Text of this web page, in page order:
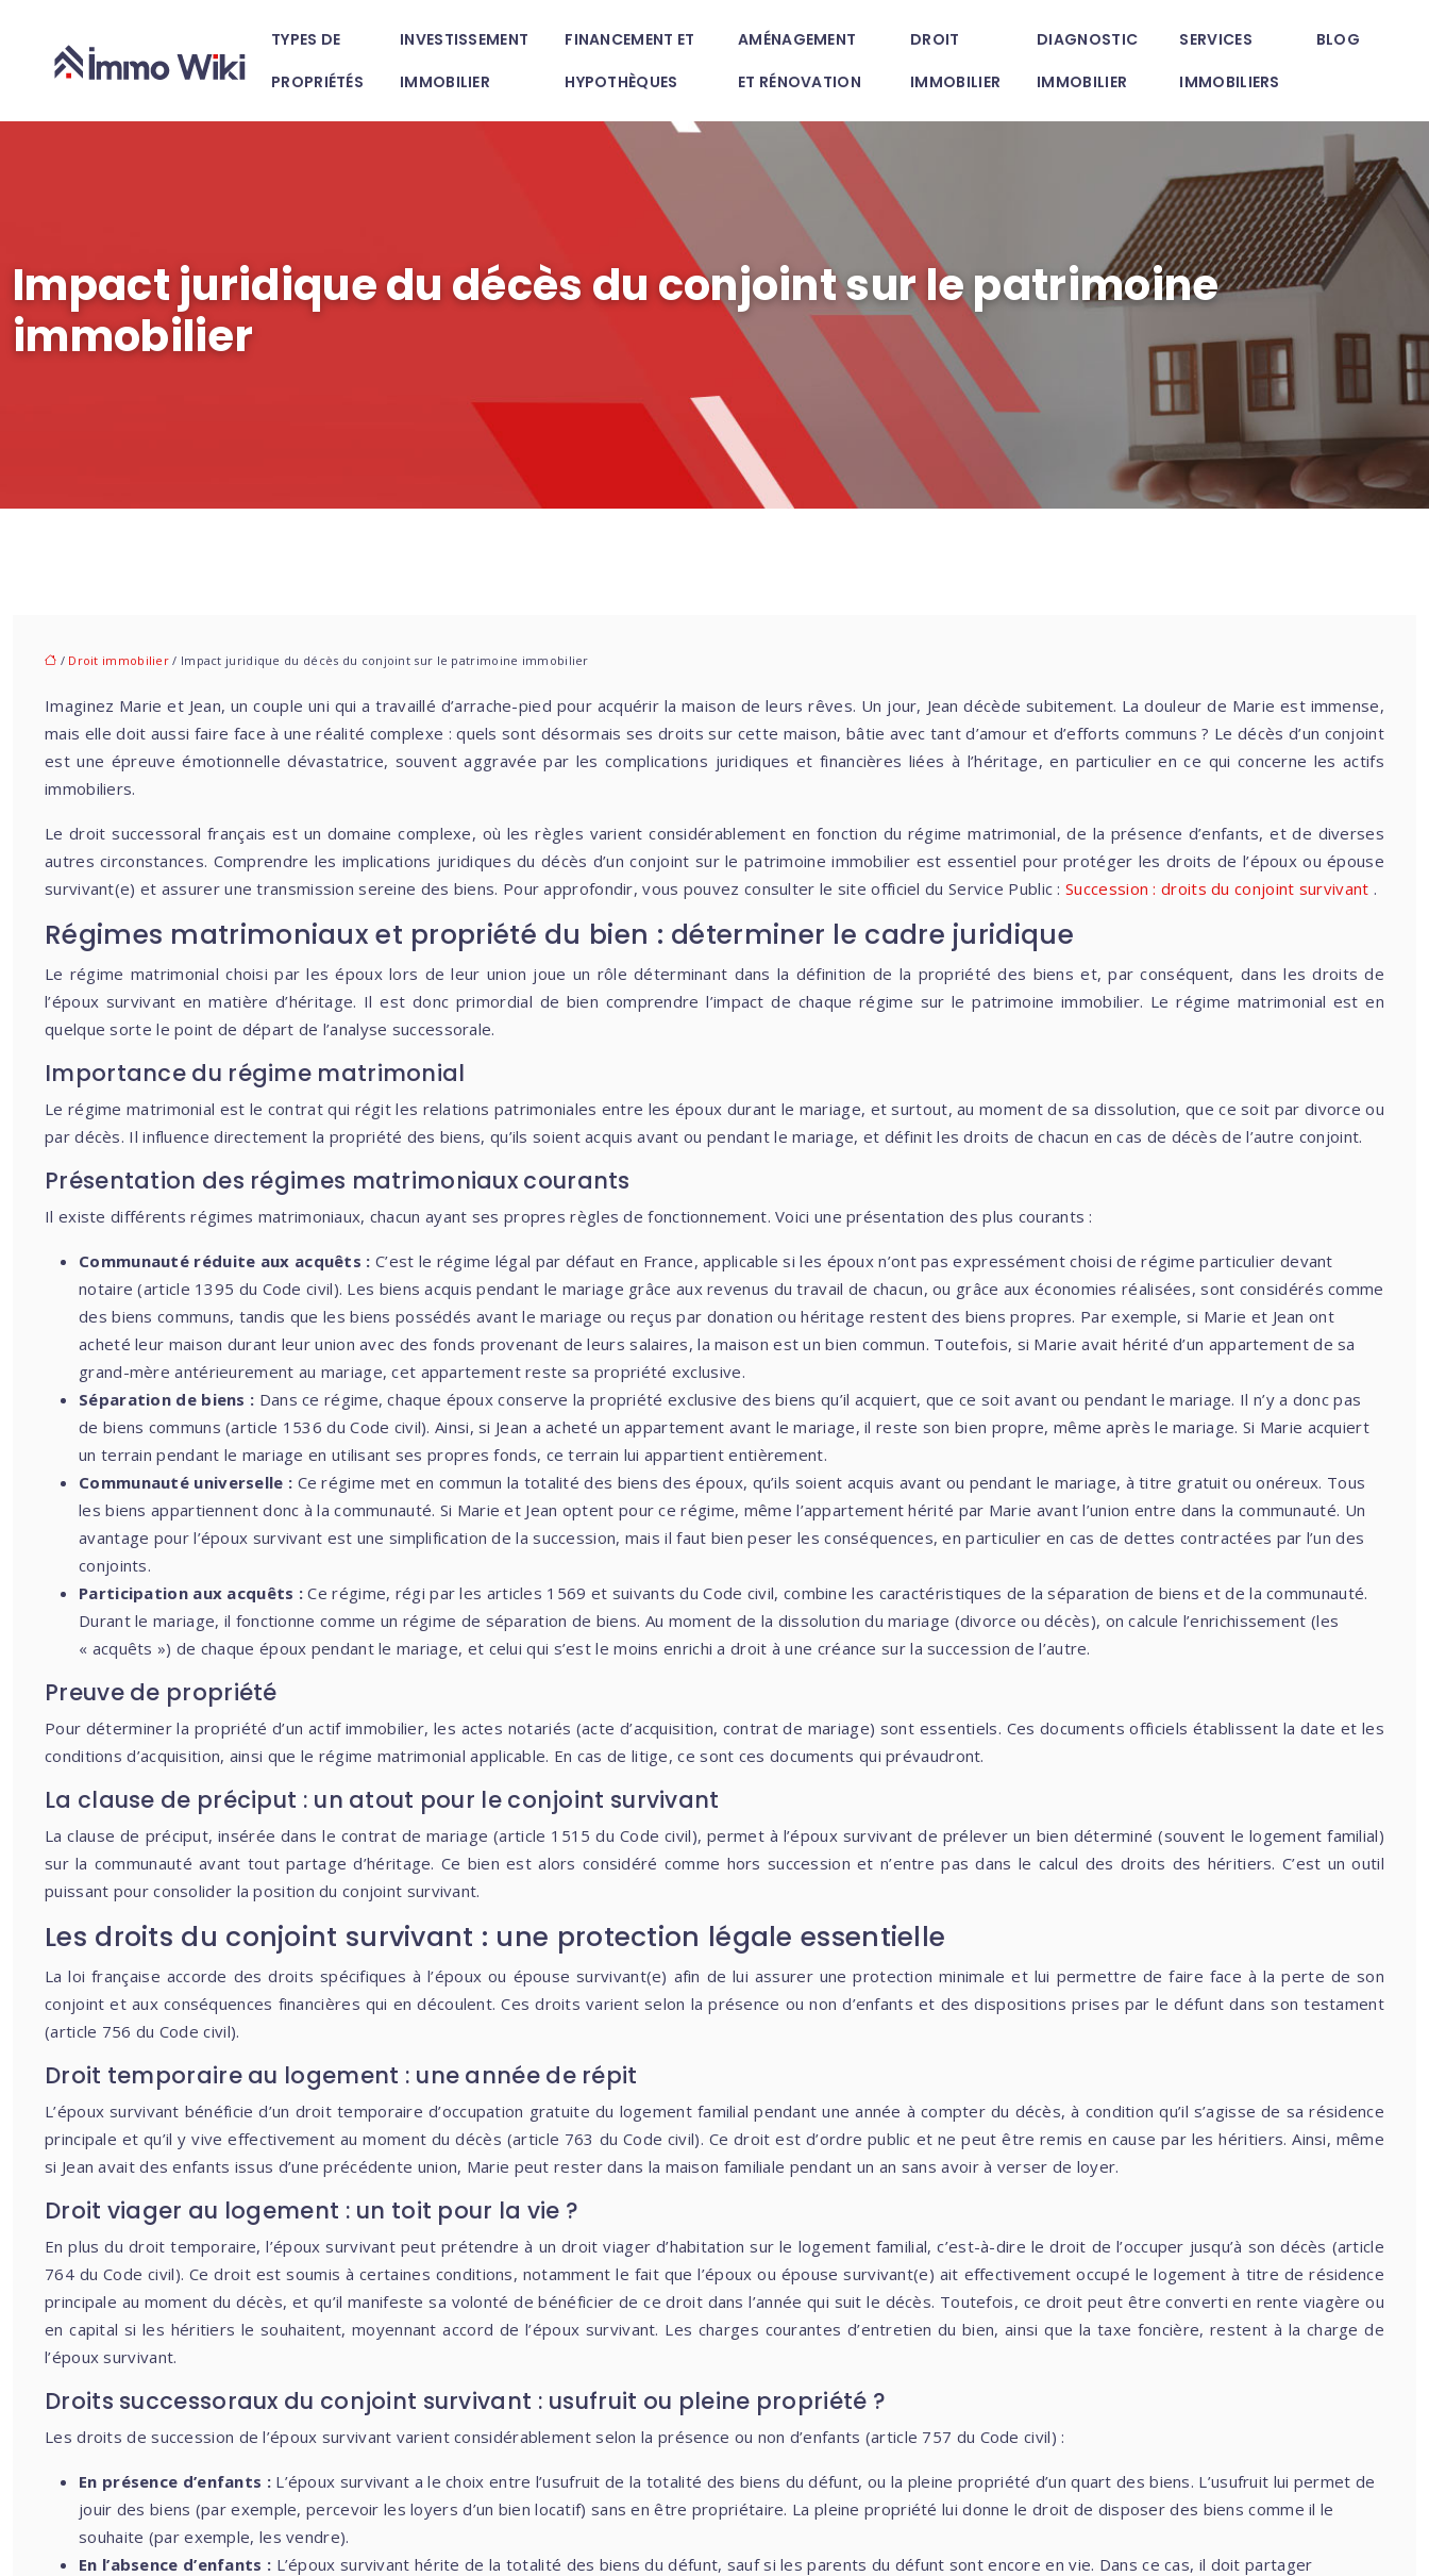
TYPES DE
PROPRIÉTÉS
INVESTISSEMENT
IMMOBILIER
FINANCEMENT ET
HYPOTHÈQUES
AMÉNAGEMENT
ET RÉNOVATION
DROIT
IMMOBILIER
DIAGNOSTIC
IMMOBILIER
SERVICES
IMMOBILIERS
BLOG
Impact juridique du décès du conjoint sur le patrimoine
immobilier
/ Droit immobilier / Impact juridique du décès du conjoint sur le patrimoine immobilier
Imaginez Marie et Jean, un couple uni qui a travaillé d’arrache-pied pour acquérir la maison de leurs rêves. Un jour, Jean décède subitement. La douleur de Marie est immense,
mais elle doit aussi faire face à une réalité complexe : quels sont désormais ses droits sur cette maison, bâtie avec tant d’amour et d’efforts communs ? Le décès d’un conjoint
est une épreuve émotionnelle dévastatrice, souvent aggravée par les complications juridiques et financières liées à l’héritage, en particulier en ce qui concerne les actifs
immobiliers.
Le droit successoral français est un domaine complexe, où les règles varient considérablement en fonction du régime matrimonial, de la présence d’enfants, et de diverses
autres circonstances. Comprendre les implications juridiques du décès d’un conjoint sur le patrimoine immobilier est essentiel pour protéger les droits de l’époux ou épouse
survivant(e) et assurer une transmission sereine des biens. Pour approfondir, vous pouvez consulter le site officiel du Service Public :Succession : droits du conjoint survivant .
Régimes matrimoniaux et propriété du bien : déterminer le cadre juridique
Le régime matrimonial choisi par les époux lors de leur union joue un rôle déterminant dans la définition de la propriété des biens et, par conséquent, dans les droits de
l’époux survivant en matière d’héritage. Il est donc primordial de bien comprendre l’impact de chaque régime sur le patrimoine immobilier. Le régime matrimonial est en
quelque sorte le point de départ de l’analyse successorale.
Importance du régime matrimonial
Le régime matrimonial est le contrat qui régit les relations patrimoniales entre les époux durant le mariage, et surtout, au moment de sa dissolution, que ce soit par divorce ou
par décès. Il influence directement la propriété des biens, qu’ils soient acquis avant ou pendant le mariage, et définit les droits de chacun en cas de décès de l’autre conjoint.
Présentation des régimes matrimoniaux courants
Il existe différents régimes matrimoniaux, chacun ayant ses propres règles de fonctionnement. Voici une présentation des plus courants :
Communauté réduite aux acquêts : C’est le régime légal par défaut en France, applicable si les époux n’ont pas expressément choisi de régime particulier devant
notaire (article 1395 du Code civil). Les biens acquis pendant le mariage grâce aux revenus du travail de chacun, ou grâce aux économies réalisées, sont considérés comme
des biens communs, tandis que les biens possédés avant le mariage ou reçus par donation ou héritage restent des biens propres. Par exemple, si Marie et Jean ont
acheté leur maison durant leur union avec des fonds provenant de leurs salaires, la maison est un bien commun. Toutefois, si Marie avait hérité d’un appartement de sa
grand-mère antérieurement au mariage, cet appartement reste sa propriété exclusive.
Séparation de biens : Dans ce régime, chaque époux conserve la propriété exclusive des biens qu’il acquiert, que ce soit avant ou pendant le mariage. Il n’y a donc pas
de biens communs (article 1536 du Code civil). Ainsi, si Jean a acheté un appartement avant le mariage, il reste son bien propre, même après le mariage. Si Marie acquiert
un terrain pendant le mariage en utilisant ses propres fonds, ce terrain lui appartient entièrement.
Communauté universelle : Ce régime met en commun la totalité des biens des époux, qu’ils soient acquis avant ou pendant le mariage, à titre gratuit ou onéreux. Tous
les biens appartiennent donc à la communauté. Si Marie et Jean optent pour ce régime, même l’appartement hérité par Marie avant l’union entre dans la communauté. Un
avantage pour l’époux survivant est une simplification de la succession, mais il faut bien peser les conséquences, en particulier en cas de dettes contractées par l’un des
conjoints.
Participation aux acquêts :Ce régime, régi par les articles 1569 et suivants du Code civil, combine les caractéristiques de la séparation de biens et de la communauté.
Durant le mariage, il fonctionne comme un régime de séparation de biens. Au moment de la dissolution du mariage (divorce ou décès), on calcule l’enrichissement (les
« acquêts ») de chaque époux pendant le mariage, et celui qui s’est le moins enrichi a droit à une créance sur la succession de l’autre.
Preuve de propriété
Pour déterminer la propriété d’un actif immobilier, les actes notariés (acte d’acquisition, contrat de mariage) sont essentiels. Ces documents officiels établissent la date et les
conditions d’acquisition, ainsi que le régime matrimonial applicable. En cas de litige, ce sont ces documents qui prévaudront.
La clause de préciput : un atout pour le conjoint survivant
La clause de préciput, insérée dans le contrat de mariage (article 1515 du Code civil), permet à l’époux survivant de prélever un bien déterminé (souvent le logement familial)
sur la communauté avant tout partage d’héritage. Ce bien est alors considéré comme hors succession et n’entre pas dans le calcul des droits des héritiers. C’est un outil
puissant pour consolider la position du conjoint survivant.
Les droits du conjoint survivant : une protection légale essentielle
La loi française accorde des droits spécifiques à l’époux ou épouse survivant(e) afin de lui assurer une protection minimale et lui permettre de faire face à la perte de son
conjoint et aux conséquences financières qui en découlent. Ces droits varient selon la présence ou non d’enfants et des dispositions prises par le défunt dans son testament
(article 756 du Code civil).
Droit temporaire au logement : une année de répit
L’époux survivant bénéficie d’un droit temporaire d’occupation gratuite du logement familial pendant une année à compter du décès, à condition qu’il s’agisse de sa résidence
principale et qu’il y vive effectivement au moment du décès (article 763 du Code civil). Ce droit est d’ordre public et ne peut être remis en cause par les héritiers. Ainsi, même
si Jean avait des enfants issus d’une précédente union, Marie peut rester dans la maison familiale pendant un an sans avoir à verser de loyer.
Droit viager au logement : un toit pour la vie ?
En plus du droit temporaire, l’époux survivant peut prétendre à un droit viager d’habitation sur le logement familial, c’est-à-dire le droit de l’occuper jusqu’à son décès (article
764 du Code civil). Ce droit est soumis à certaines conditions, notamment le fait que l’époux ou épouse survivant(e) ait effectivement occupé le logement à titre de résidence
principale au moment du décès, et qu’il manifeste sa volonté de bénéficier de ce droit dans l’année qui suit le décès. Toutefois, ce droit peut être converti en rente viagère ou
en capital si les héritiers le souhaitent, moyennant accord de l’époux survivant. Les charges courantes d’entretien du bien, ainsi que la taxe foncière, restent à la charge de
l’époux survivant.
Droits successoraux du conjoint survivant : usufruit ou pleine propriété ?
Les droits de succession de l’époux survivant varient considérablement selon la présence ou non d’enfants (article 757 du Code civil) :
En présence d’enfants : L’époux survivant a le choix entre l’usufruit de la totalité des biens du défunt, ou la pleine propriété d’un quart des biens. L’usufruit lui permet de
jouir des biens (par exemple, percevoir les loyers d’un bien locatif) sans en être propriétaire. La pleine propriété lui donne le droit de disposer des biens comme il le
souhaite (par exemple, les vendre).
En l’absence d’enfants : L’époux survivant hérite de la totalité des biens du défunt, sauf si les parents du défunt sont encore en vie. Dans ce cas, il doit partager